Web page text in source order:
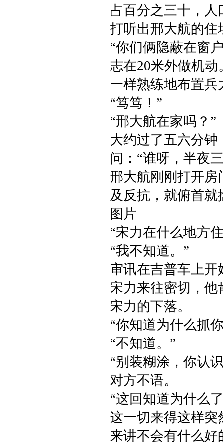
占百分之三十，
打听出邢大航的住
“你们俩隐蔽在窗
志在20米外做机
一样熟练地布置兵
“笃笃！”
“邢大航在家吗？”
大约过了五六分
问：“谁呀，半夜
邢大航刚刚打开房
及反抗，就俯首就
图片
“宋力在什么地方
“我不知道。”
审讯在吉普车上
宋力来往密切，他
宋力的下落。
“你知道为什么抓
“不知道。”
“别装糊涂，你认
对方不语。
“这回知道为什么
这一切来得这样突
来讲不会有什么